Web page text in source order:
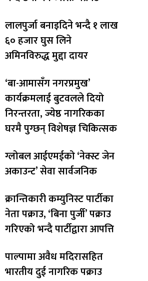
लालपुर्जा बनाइदिने भन्दै १ लाख
६० हजार घुस लिने
अमिनविरुद्ध मुद्दा दायर
‘बा-आमासँग नगरप्रमुख’
कार्यक्रमलाई बुटवलले दियो
निरन्तरता, ज्येष्ठ नागरिकका
घरमै पुग्छन् विशेषज्ञ चिकित्सक
ग्लोबल आईएमईको ‘नेक्स्ट जेन
अकाउन्ट’ सेवा सार्वजनिक
क्रान्तिकारी कम्युनिस्ट पार्टीका
नेता पक्राउ, ‘बिना पुर्जी’ पक्राउ
गरिएको भन्दै पार्टीद्वारा आपत्ति
पाल्पामा अवैध मदिरासहित
भारतीय दुई नागरिक पक्राउ